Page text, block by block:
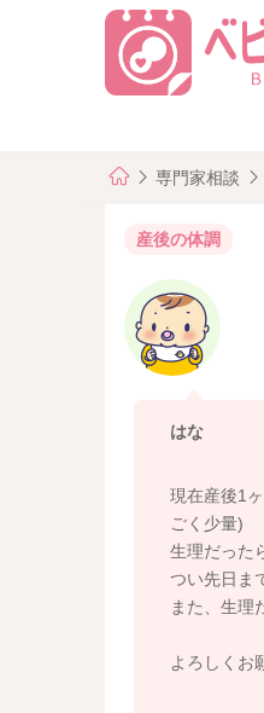
専門家相談
産後の体調
はな
現在産後1
ごく少量)
生理だった
つい先日ま
また、生理
よろしくお